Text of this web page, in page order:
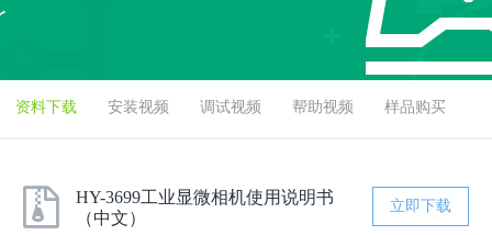
资料下载 安装视频 调试视频 帮助视频 样品购买
立即下载
HY-3699工业显微相机使用说明书
（中文）